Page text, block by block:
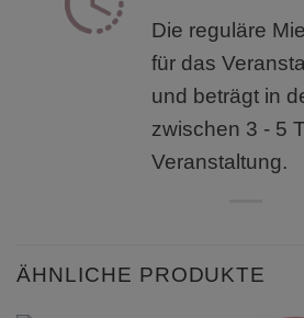
Die reguläre
für das
und beträgt in
zwischen 3 - 5
Veranstaltung.
ÄHNLICHE PRODUKTE